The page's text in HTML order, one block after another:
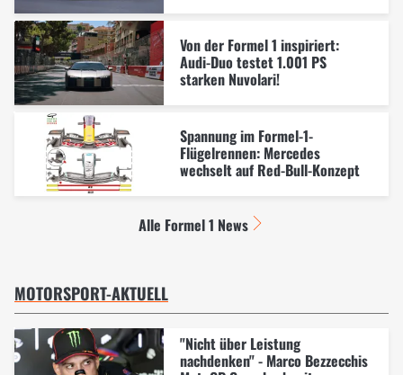
Von der Formel 1 inspiriert:
Audi-Duo testet 1.001 PS
starken Nuvolari!
Spannung im Formel-1-
Flügelrennen: Mercedes
wechselt auf Red-Bull-Konzept
Alle Formel 1 News
MOTORSPORT-AKTUELL
"Nicht über Leistung
nachdenken" - Marco Bezzecchis